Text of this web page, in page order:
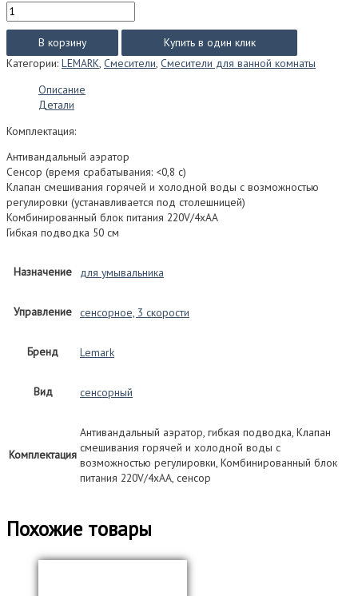
Количество
товара
Смеситель
Lemark
PROJECT
сенсорный
умывальника
с
LM4656СЕ
В корзину
Купить в один клик
Категории: LEMARK, Смесители, Смесители для ванной комнаты
Описание
Детали
Комплектация:
Антивандальный аэратор
Сенсор (время срабатывания: <0,8 с)
Клапан смешивания горячей и холодной воды с возможностью
регулировки (устанавливается под столешницей)
Комбинированный блок питания 220V/4xAA
Гибкая подводка 50 см
Назначение для умывальника
Управление сенсорное, 3 скорости
Бренд Lemark
Вид сенсорный
Комплектация
Антивандальный аэратор, гибкая подводка, Клапан
смешивания горячей и холодной воды с
возможностью регулировки, Комбинированный блок
питания 220V/4xAA, сенсор
Похожие товары